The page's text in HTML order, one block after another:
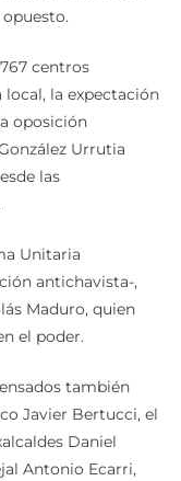
centros
local, la expectación
oposición
Urrutia
las
Unitaria
antichavista-,
Maduro, quien
el poder.
también
Javier Bertucci, el
Daniel
Antonio Ecarri,